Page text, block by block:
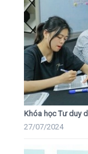
Khóa học Tư duy
27/07/2024